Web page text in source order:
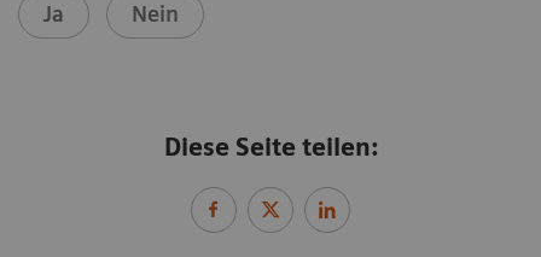
Ja Nein
Diese Seite teilen: